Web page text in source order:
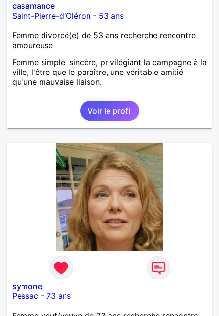
casamance
Saint-Pierre-d'Oléron - 53 ans
Femme divorcé(e) de 53 ans recherche rencontre
amoureuse
Femme simple, sincère, privilégiant la campagne à la
ville, l'être que le paraître, une véritable amitié
qu'une mauvaise liaison.
Voir le profil
symone
Pessac - 73 ans